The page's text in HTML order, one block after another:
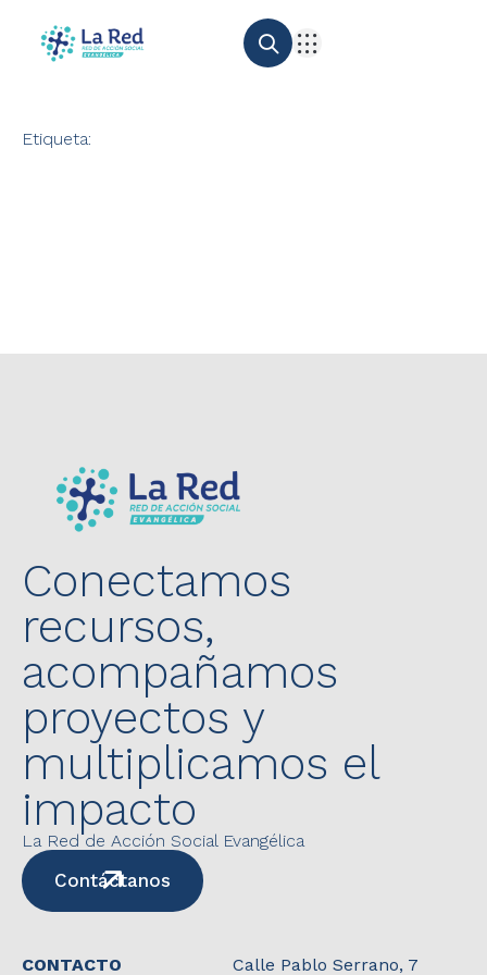
Etiqueta:
Conectamos
recursos,
acompañamos
proyectos y
multiplicamos el
impacto
La Red de Acción Social Evangélica
Contáctanos
CONTACTO
Calle Pablo Serrano, 7